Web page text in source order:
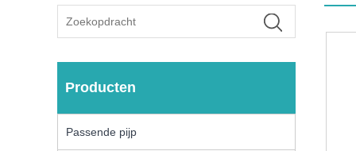
Producten
Passende pijp